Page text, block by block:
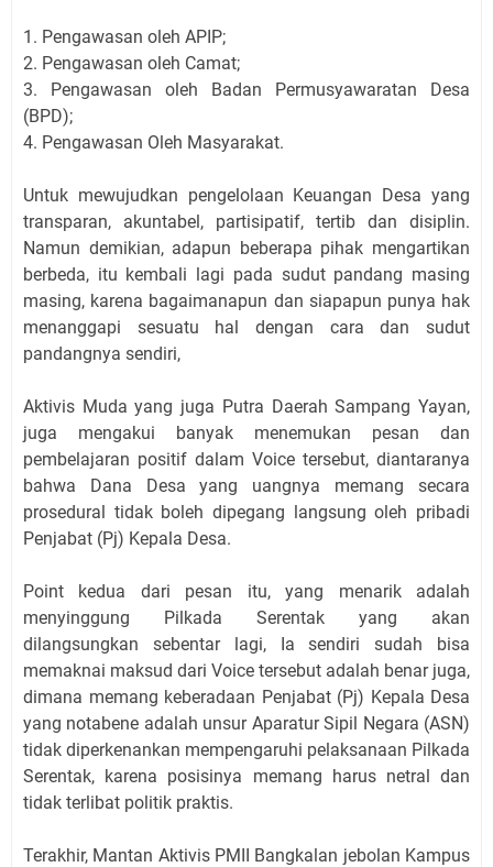
1. Pengawasan oleh APIP;
2. Pengawasan oleh Camat;
3. Pengawasan oleh Badan Permusyawaratan Desa
(BPD);
4. Pengawasan Oleh Masyarakat.
Untuk mewujudkan pengelolaan Keuangan Desa yang
transparan, akuntabel, partisipatif, tertib dan disiplin.
Namun demikian, adapun beberapa pihak mengartikan
berbeda, itu kembali lagi pada sudut pandang masing
masing, karena bagaimanapun dan siapapun punya hak
menanggapi sesuatu hal dengan cara dan sudut
pandangnya sendiri,
Aktivis Muda yang juga Putra Daerah Sampang Yayan,
juga mengakui banyak menemukan pesan dan
pembelajaran positif dalam Voice tersebut, diantaranya
bahwa Dana Desa yang uangnya memang secara
prosedural tidak boleh dipegang langsung oleh pribadi
Penjabat (Pj) Kepala Desa.
Point kedua dari pesan itu, yang menarik adalah
menyinggung Pilkada Serentak yang akan
dilangsungkan sebentar lagi, Ia sendiri sudah bisa
memaknai maksud dari Voice tersebut adalah benar juga,
dimana memang keberadaan Penjabat (Pj) Kepala Desa
yang notabene adalah unsur Aparatur Sipil Negara (ASN)
tidak diperkenankan mempengaruhi pelaksanaan Pilkada
Serentak, karena posisinya memang harus netral dan
tidak terlibat politik praktis.
Terakhir, Mantan Aktivis PMII Bangkalan jebolan Kampus